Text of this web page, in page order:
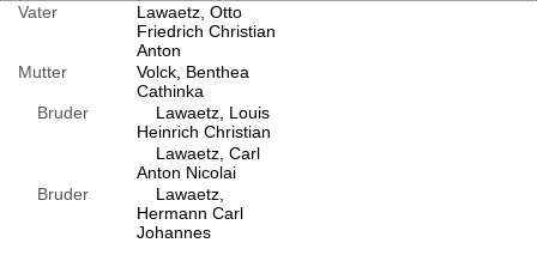
Vater
Lawaetz, Otto
Friedrich Christian
Anton
Mutter
Volck, Benthea
Cathinka
Bruder
Lawaetz, Louis
Heinrich Christian
Lawaetz, Carl
Anton Nicolai
Bruder
Lawaetz,
Hermann Carl
Johannes